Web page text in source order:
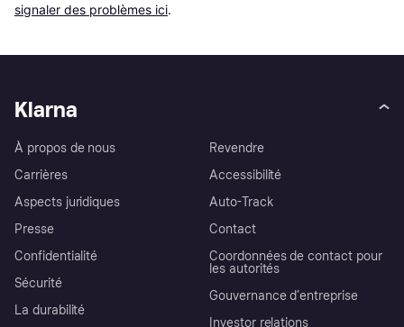
signaler des problèmes ici.
Klarna
À propos de nous
Carrières
Aspects juridiques
Presse
Confidentialité
Sécurité
La durabilité
Revendre
Accessibilité
Auto-Track
Contact
Coordonnées de contact pour
les autorités
Gouvernance d’entreprise
Investor relations